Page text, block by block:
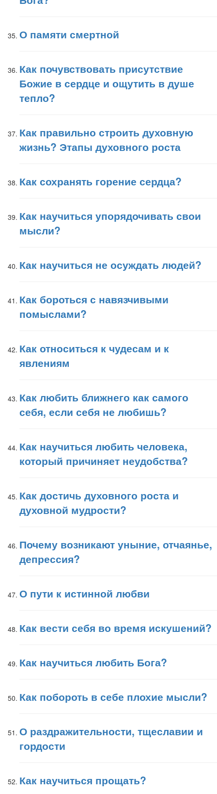
О памяти смертной
Как почувствовать присутствие
Божие в сердце и ощутить в душе
тепло?
Как правильно строить духовную
жизнь? Этапы духовного роста
Как сохранять горение сердца?
Как научиться упорядочивать свои
мысли?
Как научиться не осуждать людей?
Как бороться с навязчивыми
помыслами?
Как относиться к чудесам и к
явлениям
Как любить ближнего как самого
себя, если себя не любишь?
Как научиться любить человека,
который причиняет неудобства?
Как достичь духовного роста и
духовной мудрости?
Почему возникают уныние, отчаянье,
депрессия?
О пути к истинной любви
Как вести себя во время искушений?
Как научиться любить Бога?
Как побороть в себе плохие мысли?
О раздражительности, тщеславии и
гордости
Как научиться прощать?